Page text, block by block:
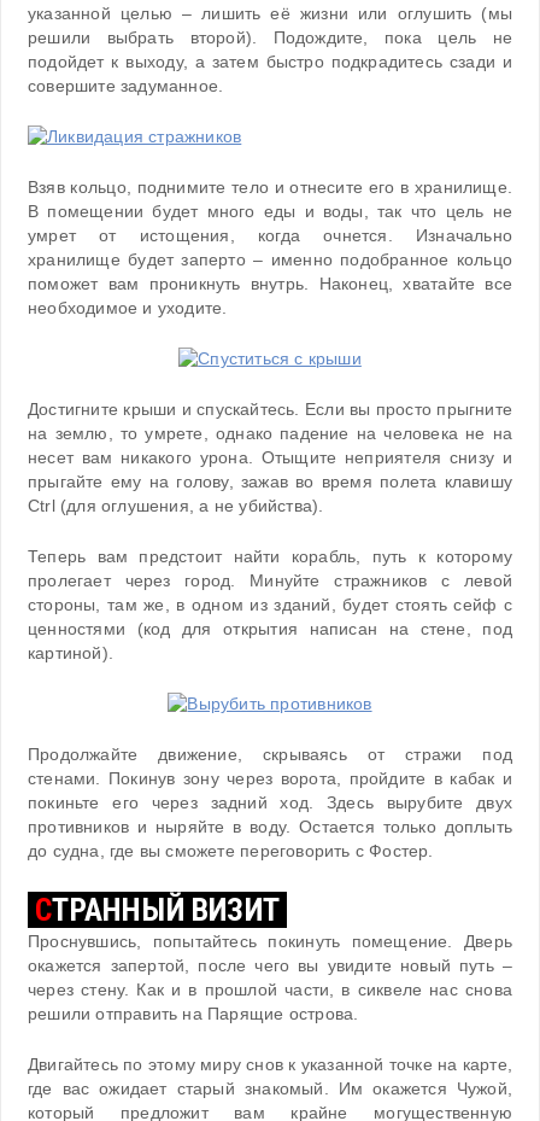
указанной целью – лишить её жизни или оглушить (мы
решили выбрать второй). Подождите, пока цель не
подойдет к выходу, а затем быстро подкрадитесь сзади и
совершите задуманное.
Взяв кольцо, поднимите тело и отнесите его в хранилище.
В помещении будет много еды и воды, так что цель не
умрет от истощения, когда очнется. Изначально
хранилище будет заперто – именно подобранное кольцо
поможет вам проникнуть внутрь. Наконец, хватайте все
необходимое и уходите.
Достигните крыши и спускайтесь. Если вы просто прыгните
на землю, то умрете, однако падение на человека не на
несет вам никакого урона. Отыщите неприятеля снизу и
прыгайте ему на голову, зажав во время полета клавишу
Ctrl (для оглушения, а не убийства).
Теперь вам предстоит найти корабль, путь к которому
пролегает через город. Минуйте стражников с левой
стороны, там же, в одном из зданий, будет стоять сейф с
ценностями (код для открытия написан на стене, под
картиной).
Продолжайте движение, скрываясь от стражи под
стенами. Покинув зону через ворота, пройдите в кабак и
покиньте его через задний ход. Здесь вырубите двух
противников и ныряйте в воду. Остается только доплыть
до судна, где вы сможете переговорить с Фостер.
СТРАННЫЙ ВИЗИТ
Проснувшись, попытайтесь покинуть помещение. Дверь
окажется запертой, после чего вы увидите новый путь –
через стену. Как и в прошлой части, в сиквеле нас снова
решили отправить на Парящие острова.
Двигайтесь по этому миру снов к указанной точке на карте,
где вас ожидает старый знакомый. Им окажется Чужой,
который предложит вам крайне могущественную